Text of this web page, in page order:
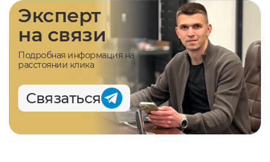
Эксперт
на связи
Подробная информация на
расстоянии клика
Связаться